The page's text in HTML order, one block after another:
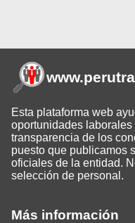
Más información
Esta plataforma web
oportunidades
transparencia de los
puesto que publicamos
oficiales de la entidad.
selección de personal.